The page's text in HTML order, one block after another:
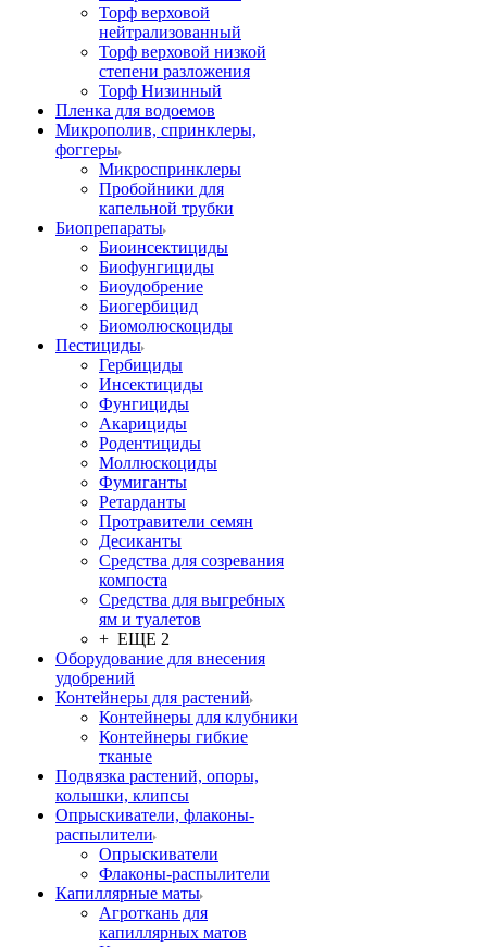
Торф верховой
нейтрализованный
Торф верховой низкой
степени разложения
Торф Низинный
Пленка для водоемов
Микрополив, спринклеры,
фоггеры
Микроспринклеры
Пробойники для
капельной трубки
Биопрепараты
Биоинсектициды
Биофунгициды
Биоудобрение
Биогербицид
Биомолюскоциды
Пестициды
Гербициды
Инсектициды
Фунгициды
Акарициды
Родентициды
Моллюскоциды
Фумиганты
Ретарданты
Протравители семян
Десиканты
Средства для созревания
компоста
Средства для выгребных
ям и туалетов
+ ЕЩЕ 2
Оборудование для внесения
удобрений
Контейнеры для растений
Контейнеры для клубники
Контейнеры гибкие
тканые
Подвязка растений, опоры,
колышки, клипсы
Опрыскиватели, флаконы-
распылители
Опрыскиватели
Флаконы-распылители
Капиллярные маты
Агроткань для
капиллярных матов